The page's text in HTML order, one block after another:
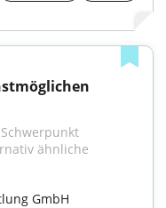
ähnliche
GmbH